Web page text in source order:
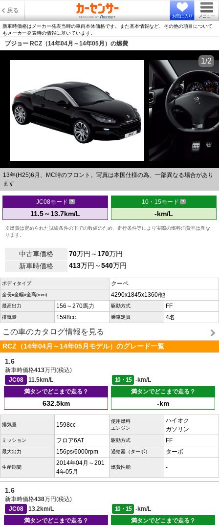
戻る
お気に入り メニュー
新車時価格はメーカー発表当時の車両本体価格です。また基本情報など、その他の項目について
もメーカー発表時の情報に基いています。
プジョー RCZ（14年04月～14年05月）の燃費
13年(H25)6月、MC時のフロント。写真は本国仕様の為、一部異なる場合があり
ます
1/2
JC08モード
11.5～13.7km/L
10・15モード
-km/L
※燃費は定められた試験条件の下での数値のため、走行条件等により実際の燃料消費率は異な
ります。
中古車価格 70万円～170万円
新車時価格
413万円～540万円
ボディタイプ クーペ
全長x全幅x全高(mm) 4290x1845x1360/他
最高出力 156～270馬力 駆動方式 FF
排気量 1598cc 乗車定員 4名
この車のカタログ情報を見る
RCZ（14年04月～14年05月モデル）のグレード一覧
1.6
新車時価格413万円(税込)
JC08
11.5km/L 10・15
-km/L
満タンでどこまで走る？
632.5km
満タンでどこまで走る？
-km
排気量 1598cc
使用燃料
エンジン
ハイオク
ガソリン
ミッション フロア6AT 駆動方式 FF
最大出力 156ps/6000rpm 過給器（ターボ） ターボ
生産期間
2014年04月～201
4年05月
燃費性能 -
1.6
新車時価格438万円(税込)
JC08
13.2km/L 10・15
-km/L
満タンでどこまで走る？
満タンでどこまで走る？